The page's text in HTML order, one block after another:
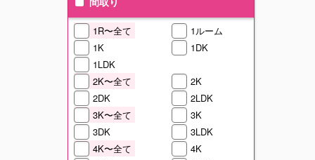
1R〜全て
1ルーム
1K
1DK
1LDK
2K〜全て
2K
2DK
2LDK
3K〜全て
3K
3DK
3LDK
4K〜全て
4K